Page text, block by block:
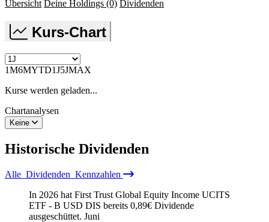
Übersicht Deine Holdings (0) Dividenden
Kurs-Chart
1M6MYTD1J5JMAX
Kurse werden geladen...
Chartanalysen
Keine
Historische Dividenden
Alle Dividenden Kennzahlen
In 2026 hat First Trust Global Equity Income UCITS
ETF - B USD DIS bereits 0,89€ Dividende
ausgeschüttet. Juni